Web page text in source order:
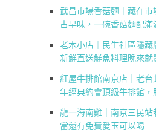
武昌市場香菇麵｜藏在
古早味，一碗香菇麵配
老木小店｜民生社區隱藏
新鮮直送鮮魚料理晚來就
紅屋牛排館南京店｜老
年經典約會頂級牛排館，
龍一海南雞｜南京三民
當還有免費愛玉可以喝